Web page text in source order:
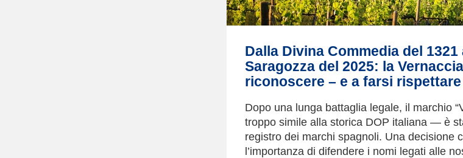
Dalla Divina Commedia del 1321
Saragozza del 2025: la
riconoscere – e a farsi rispettare
Dopo una lunga battaglia legale, il marchio
troppo simile alla storica DOP italiana — è
registro dei marchi spagnoli. Una decisione
l’importanza di difendere i nomi legati alle